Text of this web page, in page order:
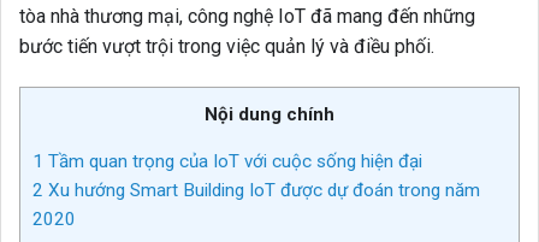
tòa nhà thương mại, công nghệ IoT đã mang đến những
bước tiến vượt trội trong việc quản lý và điều phối.
Nội dung chính
1 Tầm quan trọng của IoT với cuộc sống hiện đại
2 Xu hướng Smart Building IoT được dự đoán trong năm
2020